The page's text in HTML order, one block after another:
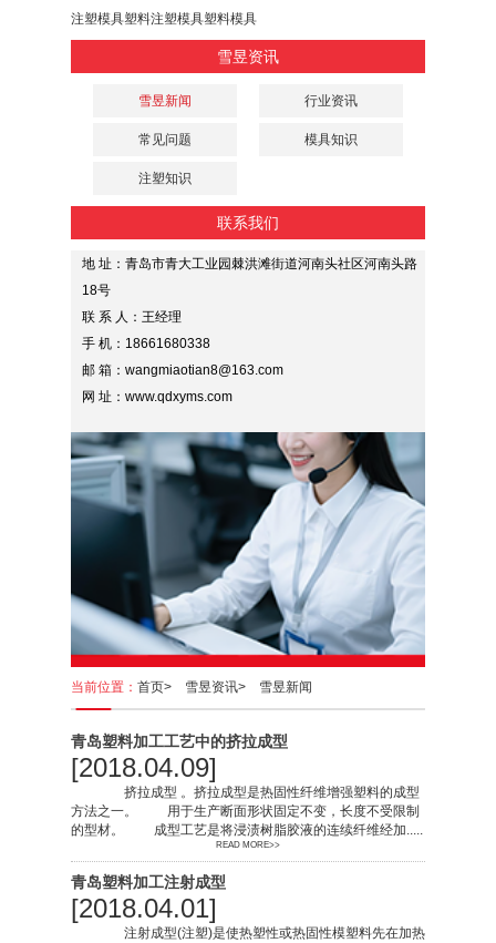
注塑模具塑料注塑模具塑料模具
雪昱资讯
雪昱新闻 行业资讯
常见问题 模具知识
注塑知识
联系我们
地 址：青岛市青大工业园棘洪滩街道河南头社区河南头路
18号
联 系 人：王经理
手 机：18661680338
邮 箱：wangmiaotian8@163.com
网 址：www.qdxyms.com
当前位置： 首页> 雪昱资讯> 雪昱新闻
青岛塑料加工工艺中的挤拉成型
[2018.04.09]
挤拉成型 。挤拉成型是热固性纤维增强塑料的成型
方法之一。 用于生产断面形状固定不变，长度不受限制
的型材。 成型工艺是将浸渍树脂胶液的连续纤维经加.....
READ MORE>>
青岛塑料加工注射成型
[2018.04.01]
注射成型(注塑)是使热塑性或热固性模塑料先在加热